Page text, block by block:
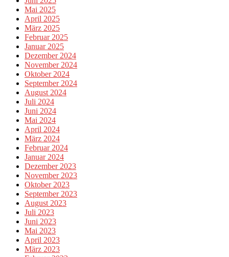
Mai 2025
April 2025
März 2025
Februar 2025
Januar 2025
Dezember 2024
November 2024
Oktober 2024
September 2024
August 2024
Juli 2024
Juni 2024
Mai 2024
April 2024
März 2024
Februar 2024
Januar 2024
Dezember 2023
November 2023
Oktober 2023
September 2023
August 2023
Juli 2023
Juni 2023
Mai 2023
April 2023
März 2023